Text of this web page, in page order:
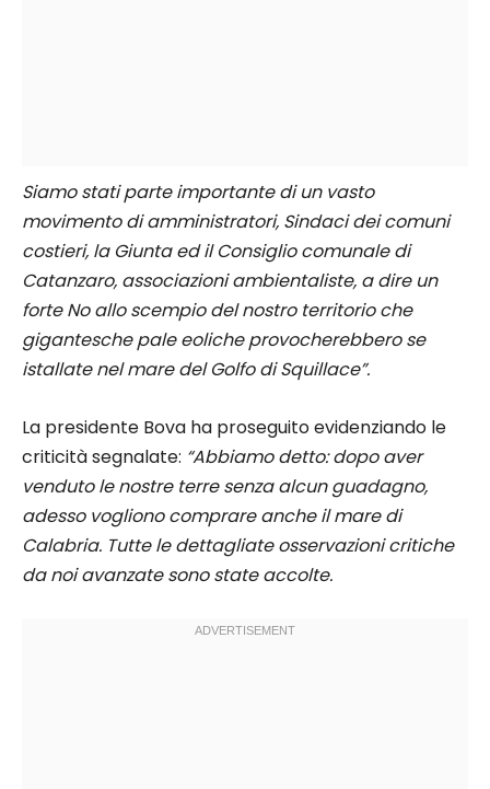
Siamo stati parte importante di un vasto
movimento di amministratori, Sindaci dei comuni
costieri, la Giunta ed il Consiglio comunale di
Catanzaro, associazioni ambientaliste, a dire un
forte No allo scempio del nostro territorio che
gigantesche pale eoliche provocherebbero se
istallate nel mare del Golfo di Squillace”.
La presidente Bova ha proseguito evidenziando le
criticità segnalate: “Abbiamo detto: dopo aver
venduto le nostre terre senza alcun guadagno,
adesso vogliono comprare anche il mare di
Calabria. Tutte le dettagliate osservazioni critiche
da noi avanzate sono state accolte.